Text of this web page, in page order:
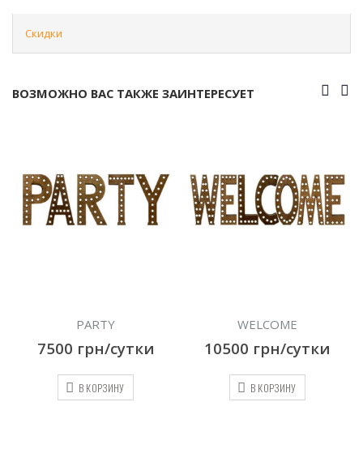
Скидки
ВОЗМОЖНО ВАС ТАКЖЕ ЗАИНТЕРЕСУЕТ
WELCOME
10500грн/сутки
В КОРЗИНУ
DISCO 90
10500грн/сутки
В КОРЗИНУ